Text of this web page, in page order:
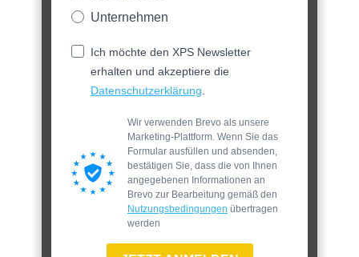
Unternehmen
Ich möchte den XPS Newsletter
erhalten und akzeptiere die
Datenschutzerklärung.
Wir verwenden Brevo als unsere
Marketing-Plattform. Wenn Sie das
Formular ausfüllen und absenden,
bestätigen Sie, dass die von Ihnen
angegebenen Informationen an
Brevo zur Bearbeitung gemäß den
Nutzungsbedingungen übertragen
werden